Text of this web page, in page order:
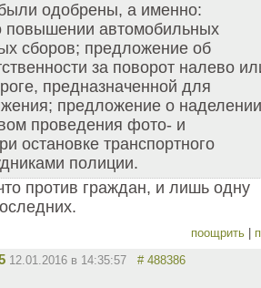
одобрены, а именно:
повышении автомобильных
сборов; предложение об
за поворот налево
предназначенной для
предложение о наделении
проведения фото- и
остановке транспортного
полиции.
против граждан, и лишь одну
поощрить
12.01.2016 в 14:35:57 # 488386